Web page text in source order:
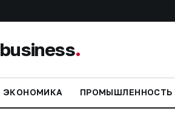
business.
ЭКОНОМИКА ПРОМЫШЛЕННОСТЬ